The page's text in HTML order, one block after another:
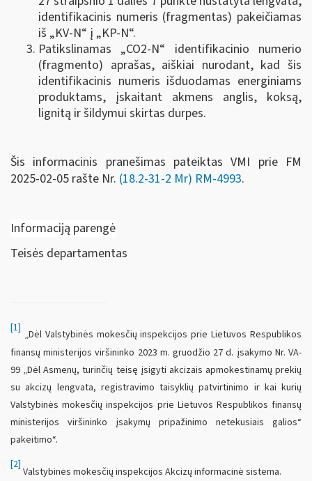
identifikacinis numeris (fragmentas) pakeičiamas
iš „KV-N“ į „KP-N“.
Patikslinamas „CO2-N“ identifikacinio numerio
(fragmento) aprašas, aiškiai nurodant, kad šis
identifikacinis numeris išduodamas energiniams
produktams, įskaitant akmens anglis, koksą,
lignitą ir šildymui skirtas durpes.
Šis informacinis pranešimas pateiktas VMI prie FM
2025-02-05 rašte Nr. (18.2-31-2 Mr) RM-4993.
Informaciją parengė
Teisės departamentas
[1]
„Dėl Valstybinės mokesčių inspekcijos prie Lietuvos Respublikos
finansų ministerijos viršininko 2023 m. gruodžio 27 d. įsakymo Nr. VA-
99 „Dėl Asmenų, turinčių teisę įsigyti akcizais apmokestinamų prekių
su akcizų lengvata, registravimo taisyklių patvirtinimo ir kai kurių
Valstybinės mokesčių inspekcijos prie Lietuvos Respublikos finansų
ministerijos viršininko įsakymų pripažinimo netekusiais galios“
pakeitimo“.
[2]
Valstybinės mokesčių inspekcijos Akcizų informacinė sistema.